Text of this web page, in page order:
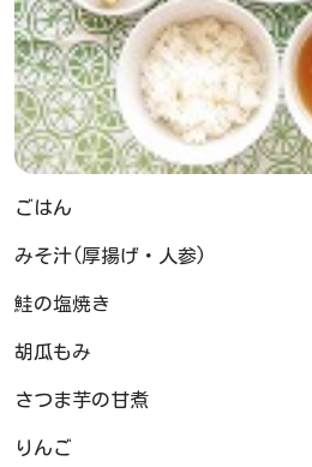
ごはん
みそ汁(厚揚げ・人参)
鮭の塩焼き
胡瓜もみ
さつま芋の甘煮
りんご